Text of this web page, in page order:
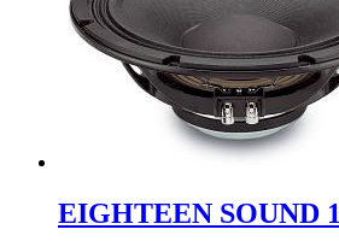
EIGHTEEN SOUND